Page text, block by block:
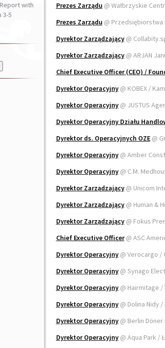
Prezes Zarządu @ Wałbrzyskie
Prezes Zarządu @ Przedsiębiorstwa
Dyrektor Zarządzający @
Dyrektor Zarządzający @ ARJAN
Chief Executive Officer (CEO) /
Dyrektor Operacyjny @ KOBEX /
Dyrektor Operacyjny @ JUSTUS
Dyrektor Operacyjny Działu
Dyrektor ds. Operacyjnych OZE @
Dyrektor Operacyjny @ Amber
Dyrektor Operacyjny @ C.M.
Dyrektor Zarządzający @ Unicom
Dyrektor Zarządzający @ Human &
Dyrektor Zarządzający @ Fokus
Chief Executive Officer @ ASC
Dyrektor Operacyjny @ Verocargo /
Dyrektor Operacyjny @ Synago
Dyrektor Operacyjny @ Hairmitage /
Dyrektor Operacyjny @ Dolina Nidy
Dyrektor Operacyjny @ Berlin
Dyrektor Operacyjny @ Aqua Park /
with
3-5